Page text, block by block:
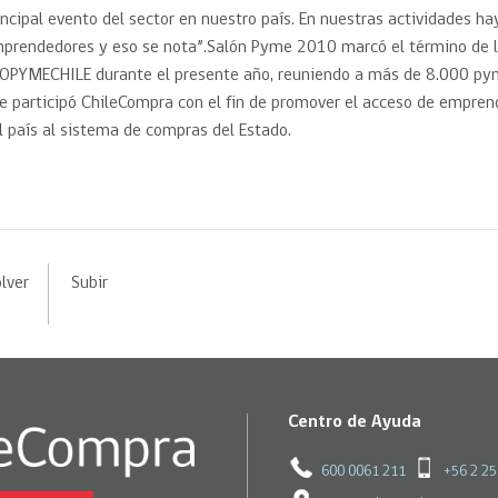
evento del sector en nuestro país. En nuestras actividades
y eso se nota”.Salón Pyme 2010 marcó el término de
durante el presente año, reuniendo a más de 8.000
participó ChileCompra con el fin de promover el acceso de
país al sistema de compras del Estado.
Subir
Centro de Ayuda
600 0061 211 +56 2